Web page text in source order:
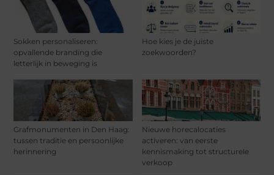
Sokken personaliseren:
opvallende branding die
letterlijk in beweging is
Hoe kies je de juiste
zoekwoorden?
Grafmonumenten in Den Haag:
tussen traditie en persoonlijke
herinnering
Nieuwe horecalocaties
activeren: van eerste
kennismaking tot structurele
verkoop